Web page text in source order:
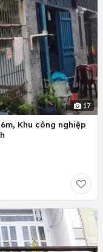
17
Khu công nghiệp